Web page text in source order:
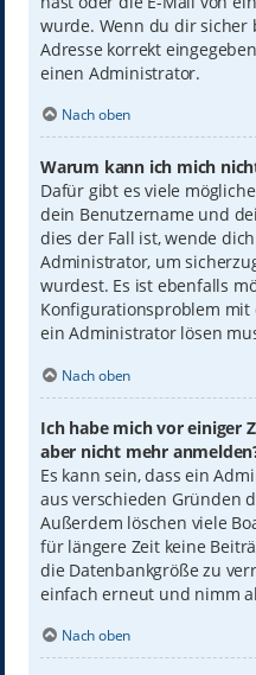
wurde. Wenn du dir sicher
Adresse korrekt
einen Administrator.
Nach oben
Warum kann ich mich
Dafür gibt es viele
dein Benutzername und
dies der Fall ist, wende
Administrator, um
wurdest. Es ist ebenfalls
Konfigurationsproblem mit
ein Administrator lösen
Nach oben
Ich habe mich vor einiger
aber nicht mehr
Es kann sein, dass ein
aus verschieden Gründen
Außerdem löschen viele
für längere Zeit keine
die Datenbankgröße zu
einfach erneut und nimm
Nach oben